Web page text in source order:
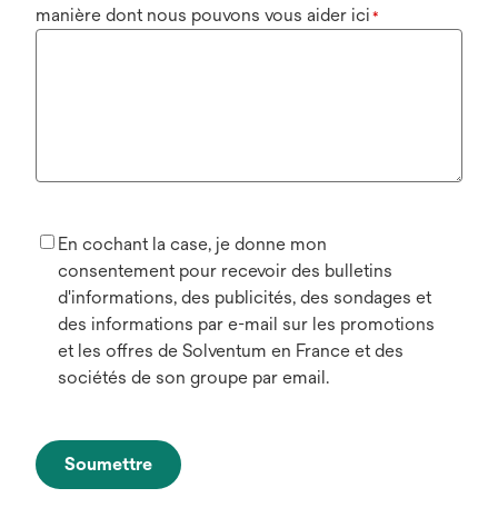
manière dont nous pouvons vous aider ici *
En cochant la case, je donne mon
consentement pour recevoir des bulletins
d'informations, des publicités, des sondages et
des informations par e-mail sur les promotions
et les offres de Solventum en France et des
sociétés de son groupe par email.
Soumettre